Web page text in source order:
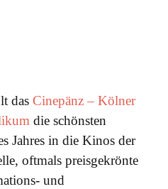
das Cinepänz – Kölner
die schönsten
Jahres in die Kinos der
oftmals preisgekrönte
und